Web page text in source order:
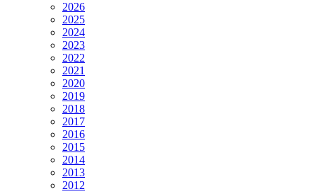
2026
2025
2024
2023
2022
2021
2020
2019
2018
2017
2016
2015
2014
2013
2012